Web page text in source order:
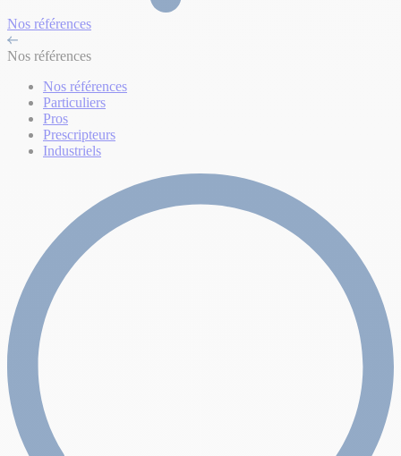
Nos références
Nos références
Nos références
Particuliers
Pros
Prescripteurs
Industriels